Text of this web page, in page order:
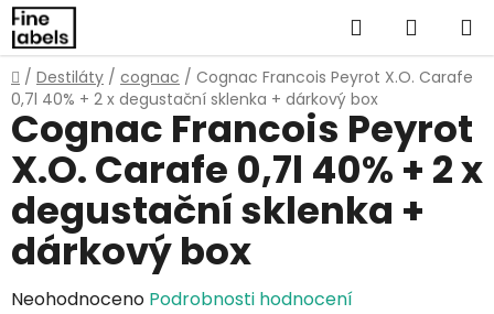
Přejít
na
obsah
Hledat
KOŠÍK
Domů
/ Destiláty / cognac / Cognac Francois Peyrot X.O. Carafe
0,7l 40% + 2 x degustační sklenka + dárkový box
Cognac Francois Peyrot
X.O. Carafe 0,7l 40% + 2 x
degustační sklenka +
dárkový box
Průměrné
Neohodnoceno Podrobnosti hodnocení